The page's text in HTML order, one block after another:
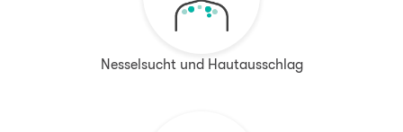
Nesselsucht und Hautausschlag